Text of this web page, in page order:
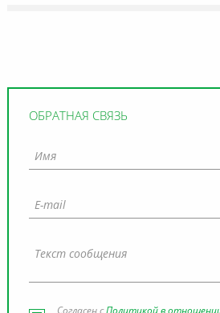
ОБРАТНАЯ СВЯЗЬ